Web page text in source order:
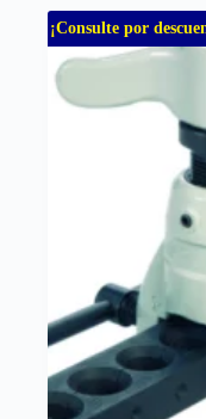
¡Consulte por